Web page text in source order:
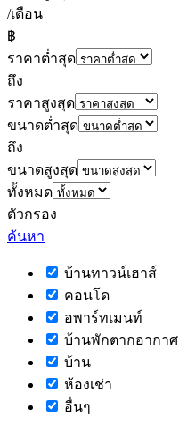
/เดือน
฿
ราคาต่ำสุด
ถึง
ราคาสูงสุด
ขนาดต่ำสุด
ถึง
ขนาดสูงสุด
ทั้งหมด
ตัวกรอง
ค้นหา
บ้านทาวน์เฮาส์
คอนโด
อพาร์ทเมนท์
บ้านพักตากอากาศ
บ้าน
ห้องเช่า
อื่นๆ